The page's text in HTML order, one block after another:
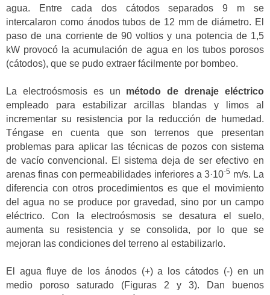
agua. Entre cada dos cátodos separados 9 m se
intercalaron como ánodos tubos de 12 mm de diámetro. El
paso de una corriente de 90 voltios y una potencia de 1,5
kW provocó la acumulación de agua en los tubos porosos
(cátodos), que se pudo extraer fácilmente por bombeo.
La electroósmosis es un método de drenaje eléctrico
empleado para estabilizar arcillas blandas y limos al
incrementar su resistencia por la reducción de humedad.
Téngase en cuenta que son terrenos que presentan
problemas para aplicar las técnicas de pozos con sistema
de vacío convencional. El sistema deja de ser efectivo en
arenas finas con permeabilidades inferiores a 3·10-5 m/s. La
diferencia con otros procedimientos es que el movimiento
del agua no se produce por gravedad, sino por un campo
eléctrico. Con la electroósmosis se desatura el suelo,
aumenta su resistencia y se consolida, por lo que se
mejoran las condiciones del terreno al estabilizarlo.
El agua fluye de los ánodos (+) a los cátodos (-) en un
medio poroso saturado (Figuras 2 y 3). Dan buenos